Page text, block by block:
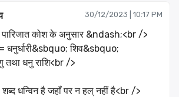
30/12/2023 | 10:17 PM
पारिजात कोश के अनुसार &ndash;<br />
धनुर्धारी&sbquo; शिव&sbquo;
तथा धनु राशि<br />
धन्विन है जहाँ पर न हल् नहीं है<br />